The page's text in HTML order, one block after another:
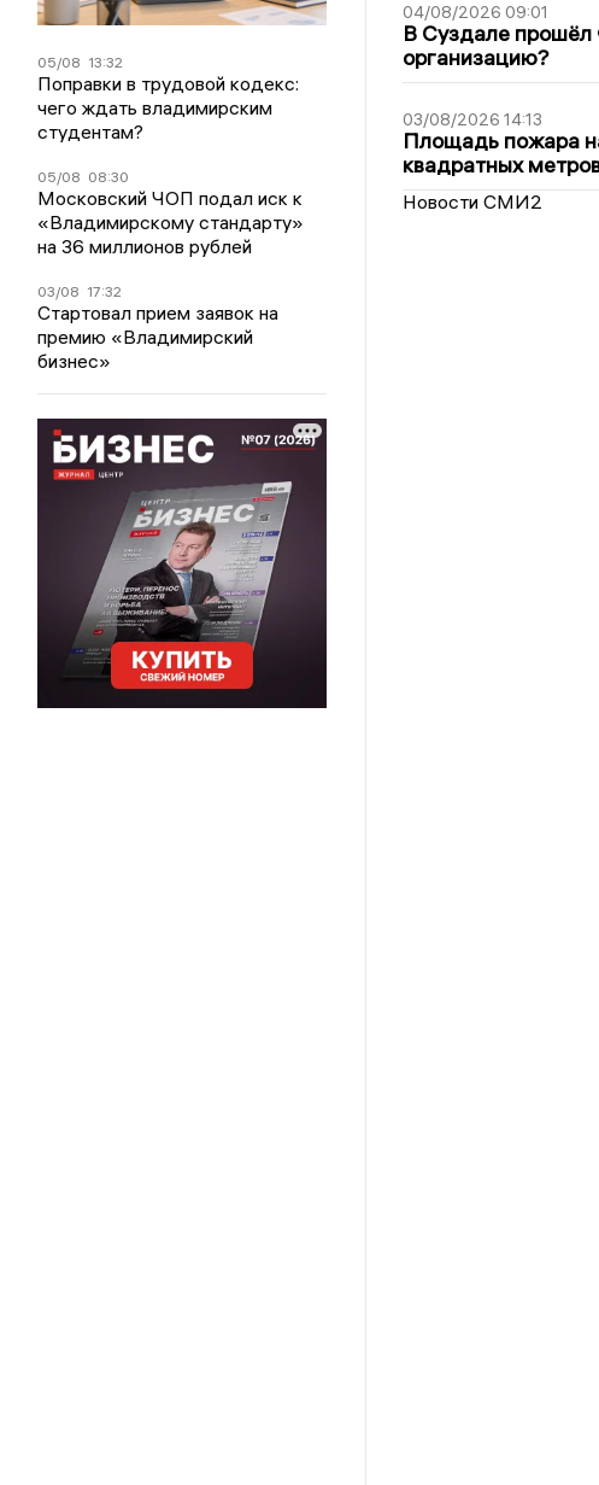
05/08 13:32
Поправки в трудовой кодекс:
чего ждать владимирским
студентам?
05/08 08:30
Московский ЧОП подал иск к
«Владимирскому стандарту»
на 36 миллионов рублей
03/08 17:32
Стартовал прием заявок на
премию «Владимирский
бизнес»
04/08/2026 09:01
В Суздале прошёл
организацию?
03/08/2026 14:13
Площадь пожара
квадратных
Новости СМИ2